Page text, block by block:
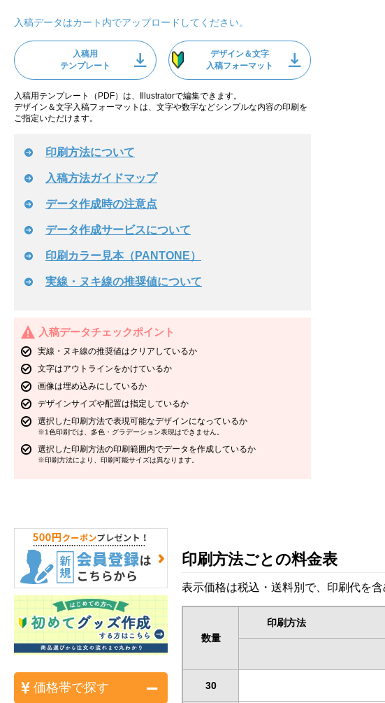
入稿データはカート内でアップロードしてください。
入稿用
テンプレート
デザイン＆文字
入稿フォーマット
入稿用テンプレート（PDF）は、Illustratorで編集できます。
デザイン＆文字入稿フォーマットは、文字や数字などシンプルな内容の印刷を
ご指定いただけます。
印刷方法について
入稿方法ガイドマップ
データ作成時の注意点
データ作成サービスについて
印刷カラー見本（PANTONE）
実線・ヌキ線の推奨値について
入稿データチェックポイント
実線・ヌキ線の推奨値はクリアしているか
文字はアウトラインをかけているか
画像は埋め込みにしているか
デザインサイズや配置は指定しているか
選択した印刷方法で表現可能なデザインになっているか
※1色印刷では、多色・グラデーション表現はできません。
選択した印刷方法の印刷範囲内でデータを作成しているか
※印刷方法により、印刷可能サイズは異なります。
価格帯で探す
印刷方法ごとの料金表
表示価格は税込・送料別で、印刷代を
数量
印刷方法
30